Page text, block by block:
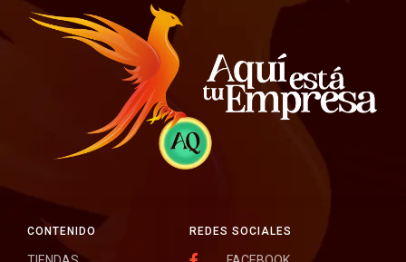
REDES SOCIALES
CONTENIDO